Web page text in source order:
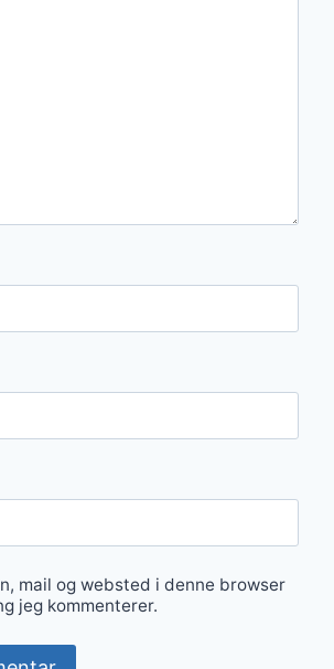
mail og websted i denne browser
jeg kommenterer.